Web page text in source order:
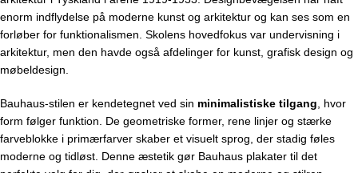
enorm indflydelse på moderne kunst og arkitektur og kan ses som en
forløber for funktionalismen. Skolens hovedfokus var undervisning i
arkitektur, men den havde også afdelinger for kunst, grafisk design og
møbeldesign.
Bauhaus-stilen er kendetegnet ved sin minimalistiske tilgang , hvor
form følger funktion. De geometriske former, rene linjer og stærke
farveblokke i primærfarver skaber et visuelt sprog, der stadig føles
moderne og tidløst. Denne æstetik gør Bauhaus plakater til det